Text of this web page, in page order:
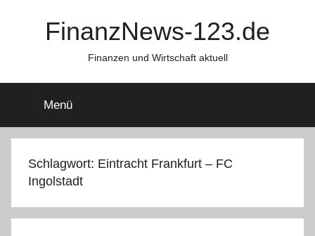
FinanzNews-123.de
Finanzen und Wirtschaft aktuell
Menü
Schlagwort: Eintracht Frankfurt – FC
Ingolstadt